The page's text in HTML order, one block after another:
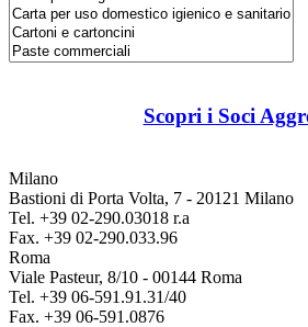
Scopri i Soci
Milano
Bastioni di Porta Volta, 7 - 20121 Milano
Tel. +39 02-290.03018 r.a
Fax. +39 02-290.033.96
Roma
Viale Pasteur, 8/10 - 00144 Roma
Tel. +39 06-591.91.31/40
Fax. +39 06-591.0876